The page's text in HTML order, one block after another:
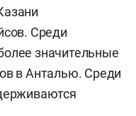
Среди
значительные
в Анталью. Среди